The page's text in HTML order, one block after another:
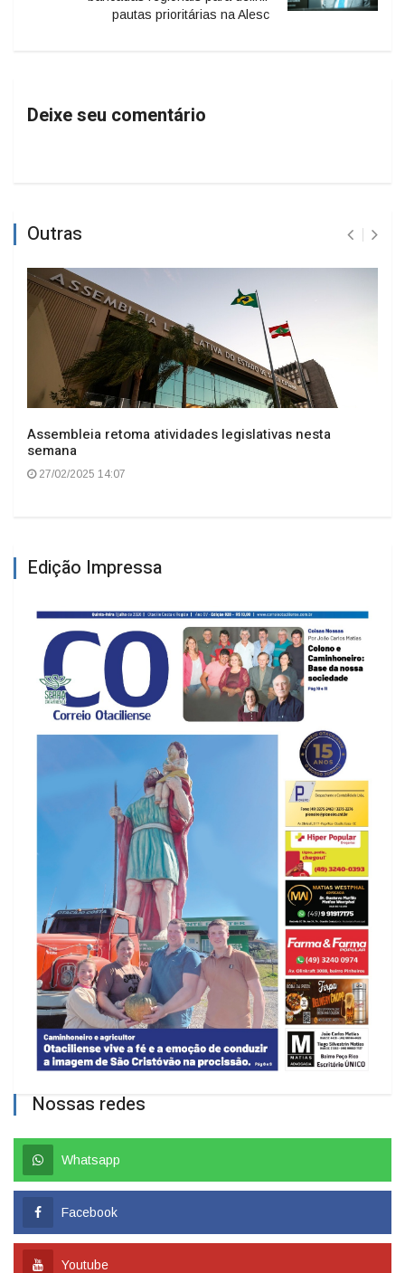
pautas prioritárias na Alesc
Deixe seu comentário
Outras
Assembleia retoma atividades legislativas nesta
semana
27/02/2025 14:07
Edição Impressa
Nossas redes
Whatsapp
Facebook
Youtube